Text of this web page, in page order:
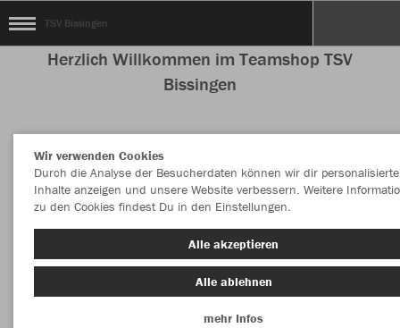
TSV Bissingen
Herzlich Willkommen im Teamshop TSV
Bissingen
Nachhaltig Farbe
Wir verwenden Cookies
Durch die Analyse der Besucherdaten können wir dir personalisierte
Inhalte anzeigen und unsere Website verbessern. Weitere
zu den Cookies findest Du in den Einstellungen.
Alle akzeptieren
Alle ablehnen
mehr Infos